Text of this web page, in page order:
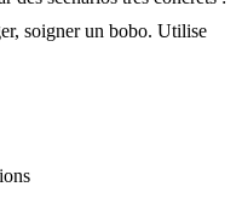
soigner un bobo. Utilise